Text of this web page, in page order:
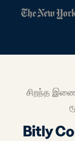
சிறந்த
Bitly